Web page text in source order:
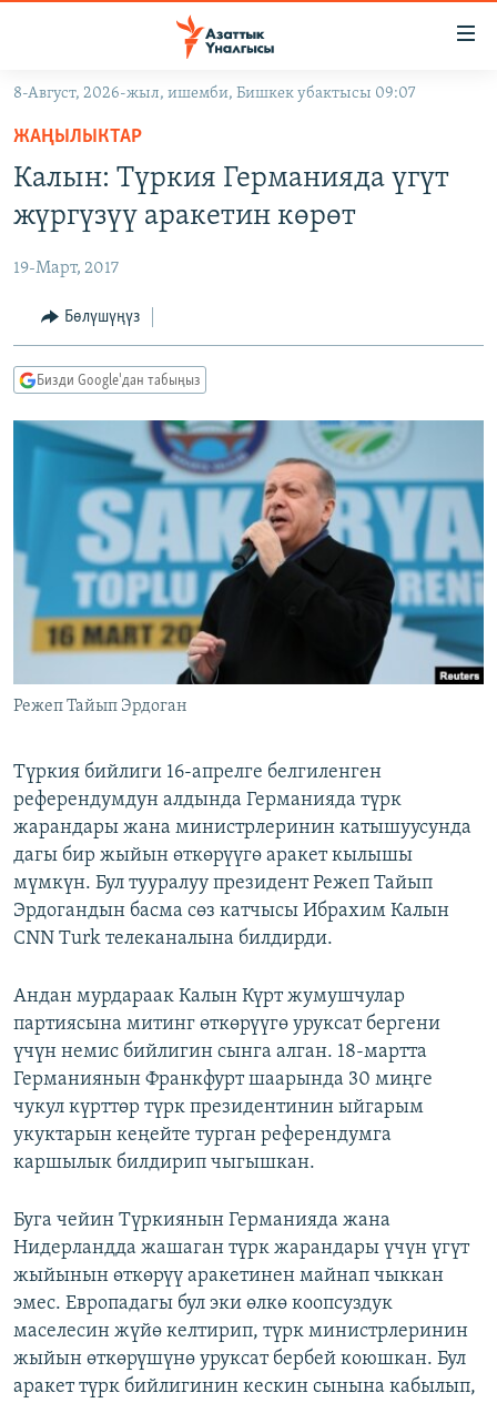
Навигацияга
өтүңүз
Издөөгө
салыңыз
ЭКОНОМИКА
МАДАНИЯТ
БОРБОР АЗИЯ
УКРАИНА
АТАЙЫН ИЛИКТӨӨ
ТВ ПРОГРАММАЛАР
ЭКСПЕРТТЕР ТАЛДАЙТ
БИЗ ЖАНА ДҮЙНӨ
ЭЖЕ-СИҢДИЛЕР
АЗАТТЫК+
ЫҢГАЙСЫЗ СУРООЛОР
ӨЗГӨЧӨ ПИКИР
Русский
ОНЛАЙН ШЕРИНЕ
ЭЕ/АРнун бардык сайттары
8-Август, 2026-жыл, ишемби, Бишкек убактысы 09:07
ЖАҢЫЛЫКТАР
Калын: Түркия Германияда үгүт
жүргүзүү аракетин көрөт
19-Март, 2017
Бөлүшүңүз
Бизди Google'дан табыңыз
Режеп Тайып Эрдоган
Түркия бийлиги 16-апрелге белгиленген
референдумдун алдында Германияда түрк
жарандары жана министрлеринин катышуусунда
дагы бир жыйын өткөрүүгө аракет кылышы
мүмкүн. Бул тууралуу президент Режеп Тайып
Эрдогандын басма сөз катчысы Ибрахим Калын
CNN Turk телеканалына билдирди.
Андан мурдараак Калын Күрт жумушчулар
партиясына митинг өткөрүүгө уруксат бергени
үчүн немис бийлигин сынга алган. 18-мартта
Германиянын Франкфурт шаарында 30 миңге
чукул күрттөр түрк президентинин ыйгарым
укуктарын кеңейте турган референдумга
каршылык билдирип чыгышкан.
Буга чейин Түркиянын Германияда жана
Нидерландда жашаган түрк жарандары үчүн үгүт
жыйынын өткөрүү аракетинен майнап чыккан
эмес. Европадагы бул эки өлкө коопсуздук
маселесин жүйө келтирип, түрк министрлеринин
жыйын өткөрүшүнө уруксат бербей коюшкан. Бул
аракет түрк бийлигинин кескин сынына кабылып,